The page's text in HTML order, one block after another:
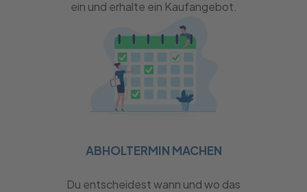
ein und erhalte ein Kaufangebot.
ABHOLTERMIN MACHEN
Du entscheidest wann und wo das